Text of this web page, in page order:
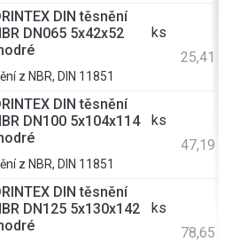
DIN těsnění
DN065 5x42x52
ks
25,41
z NBR, DIN 11851
DIN těsnění
DN100 5x104x114
ks
47,19
z NBR, DIN 11851
DIN těsnění
DN125 5x130x142
ks
78,65